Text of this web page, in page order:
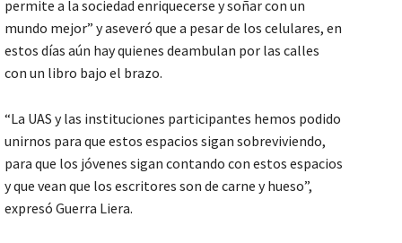
permite a la sociedad enriquecerse y soñar con un
mundo mejor” y aseveró que a pesar de los celulares, en
estos días aún hay quienes deambulan por las calles
con un libro bajo el brazo.
“La UAS y las instituciones participantes hemos podido
unirnos para que estos espacios sigan sobreviviendo,
para que los jóvenes sigan contando con estos espacios
y que vean que los escritores son de carne y hueso”,
expresó Guerra Liera.